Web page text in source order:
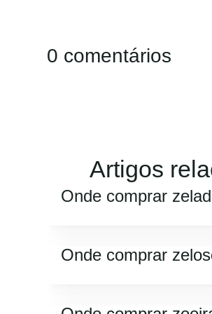
0 comentários
Artigos
Onde comprar
Onde comprar